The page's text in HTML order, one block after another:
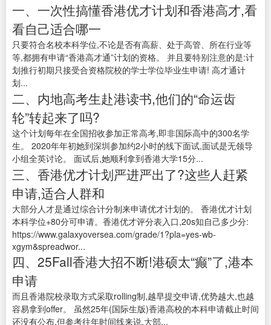
一、一次性搞懂香港优才计划和香港高才,看
看自己适合哪一
只要符合名校本科学位,不论是否有高薪、处于高管、所在行业等
等,都拥有申请“香港高才通”计划的资格。 并且要特别注意的是:计
划推行初期只接受合资格院校的学士学位毕业生申请! 高才通计
划...
二、内地高考生赴港读书,他们的“命运齿
轮”转起来了吗?
这个计划每年在全国招收参加正常高考,即非国际高中的300名学
生。 2020年年初她到深圳参加约2小时的线下面试,面试是无领导
小组全英讨论。 面试后,她顺利拿到香港大学15分...
三、香港优才计划严进严出了?这些人赶紧
申请,适合人群和
大部分人才是通过综合计分制来申请优才计划的。 香港优才计划
本科学位+80分可申请。香港优才评分表入口,20s知自己多少分:
https://www.galaxyoversea.com/grade/1?pla=yes-wb-
xgym&spreadwor...
四、25Fall香港大招不断!港硕太“癫”了,港本
申请
而且香港院校录取方式采取rolling制,越早提交申请,优势越大,也越
容易拿到offer。 虽然25年(国际生版)香港高校的本科申请截止时间
还没有公布,但参考往年时间线来说,大部...